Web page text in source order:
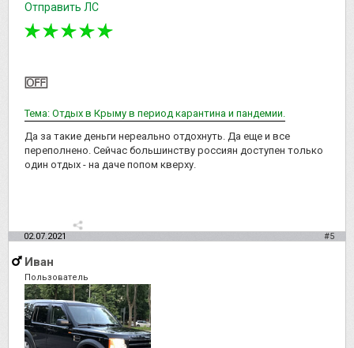
Отправить ЛС
Тема: Отдых в Крыму в период карантина и пандемии.
Да за такие деньги нереально отдохнуть. Да еще и все
переполнено. Сейчас большинству россиян доступен только
один отдых - на даче попом кверху.
02.07.2021 #5
Иван
Пользователь